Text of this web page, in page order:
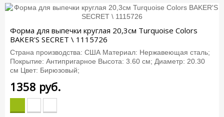
Форма для выпечки круглая 20,3см Turquoise Colors
BAKER'S SECRET \ 1115726
Страна производства: США Материал: Нержавеющая сталь;
Покрытие: Антипригарное Высота: 3.60 см; Диаметр: 20.30
см Цвет: Бирюзовый;
1358 руб.